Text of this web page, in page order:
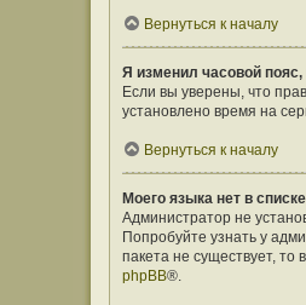
Вернуться к началу
Я изменил часовой
Если вы уверены, что
установлено время на
Вернуться к началу
Моего языка нет в
Администратор не
Попробуйте узнать у
пакета не существует,
phpBB®.